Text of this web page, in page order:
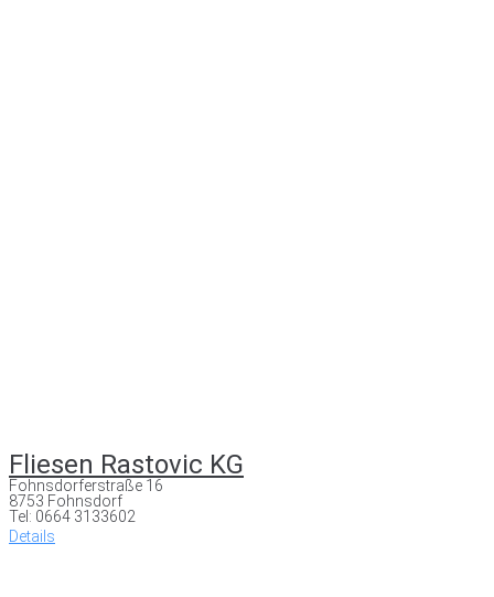
Fliesen Rastovic KG
Fohnsdorferstraße 16
8753 Fohnsdorf
Tel: 0664 3133602
Details